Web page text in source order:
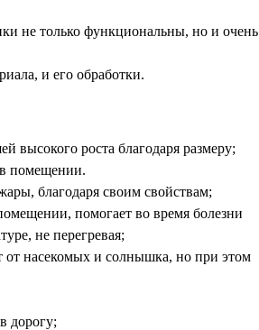
не только функциональны, но и очень
и его обработки.
высокого роста благодаря размеру;
помещении.
благодаря своим свойствам;
помогает во время болезни
не перегревая;
от насекомых и солнышка, но при этом
дорогу;